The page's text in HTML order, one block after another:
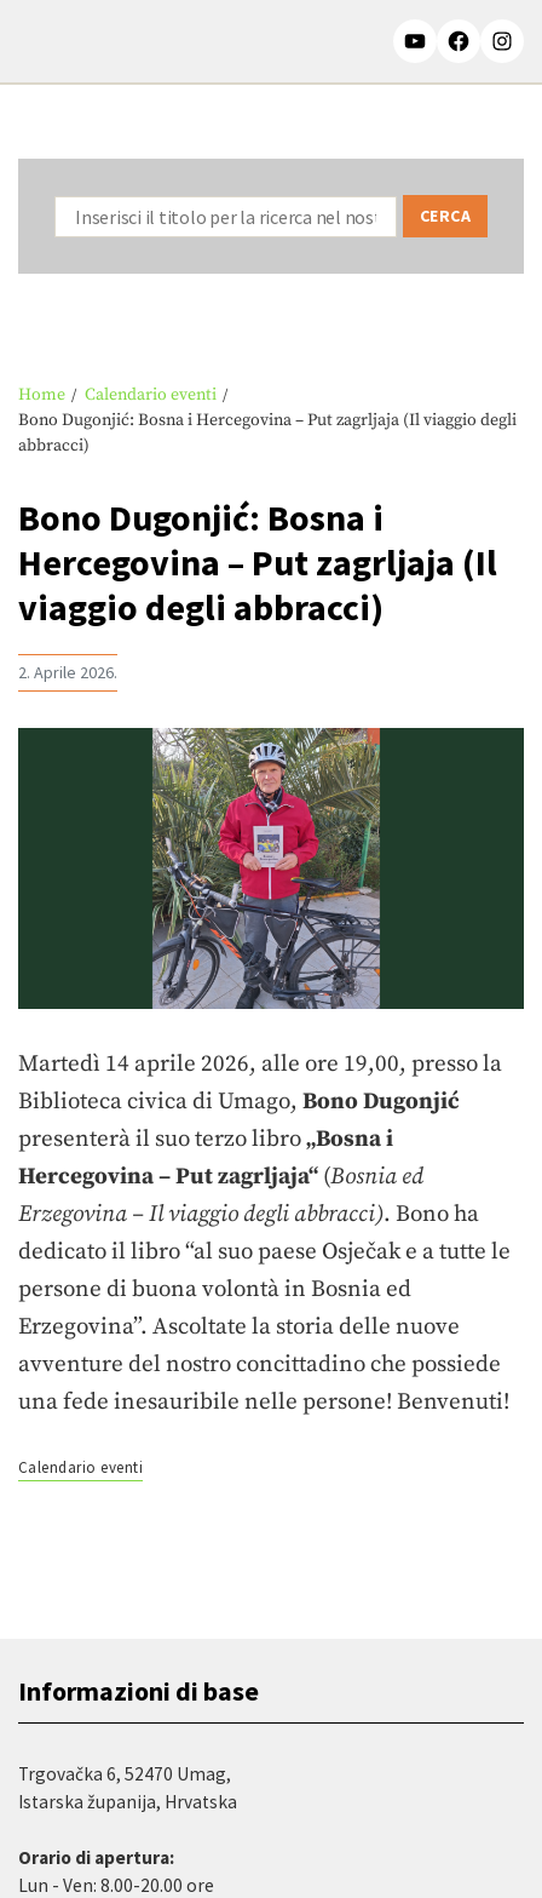
Home
Calendario eventi
Bono Dugonjić: Bosna i Hercegovina – Put zagrljaja (Il viaggio degli
abbracci)
Bono Dugonjić: Bosna i
Hercegovina – Put zagrljaja (Il
viaggio degli abbracci)
2. Aprile 2026.
Martedì 14 aprile 2026, alle ore 19,00, presso la
Biblioteca civica di Umago, Bono Dugonjić
presenterà il suo terzo libro„Bosna i
Hercegovina – Put zagrljaja“ (Bosnia ed
Erzegovina – Il viaggio degli abbracci). Bono ha
dedicato il libro “al suo paese Osječak e a tutte le
persone di buona volontà in Bosnia ed
Erzegovina”. Ascoltate la storia delle nuove
avventure del nostro concittadino che possiede
una fede inesauribile nelle persone! Benvenuti!
Calendario eventi
Informazioni di base
Trgovačka 6, 52470 Umag,
Istarska županija, Hrvatska
Orario di apertura:
Lun - Ven: 8.00-20.00 ore